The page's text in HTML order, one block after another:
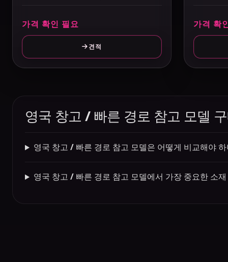
가격 확인 필요
견적
가격 확
영국 창고 / 빠른 경로 참고 모델
영국 창고 / 빠른 경로 참고 모델은 어떻게 비교해야
영국 창고 / 빠른 경로 참고 모델에서 가장 중요한 소